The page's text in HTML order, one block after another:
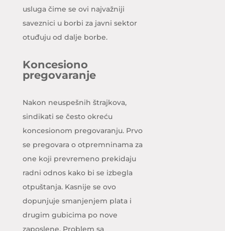
usluga čime se ovi najvažniji
saveznici u borbi za javni sektor
otuđuju od dalje borbe.
Koncesiono
pregovaranje
Nakon neuspešnih štrajkova,
sindikati se često okreću
koncesionom pregovaranju. Prvo
se pregovara o otpremninama za
one koji prevremeno prekidaju
radni odnos kako bi se izbegla
otpuštanja. Kasnije se ovo
dopunjuje smanjenjem plata i
drugim gubicima po nove
zaposlene. Problem sa